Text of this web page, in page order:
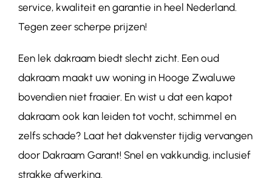
service, kwaliteit en garantie in heel Nederland.
Tegen zeer scherpe prijzen!
Een lek dakraam biedt slecht zicht. Een oud
dakraam maakt uw woning in Hooge Zwaluwe
bovendien niet fraaier. En wist u dat een kapot
dakraam ook kan leiden tot vocht, schimmel en
zelfs schade? Laat het dakvenster tijdig vervangen
door Dakraam Garant! Snel en vakkundig, inclusief
strakke afwerking.